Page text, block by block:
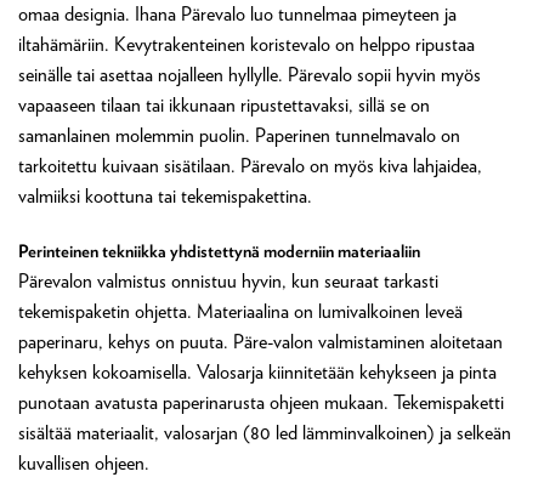
omaa designia. Ihana Pärevalo luo tunnelmaa pimeyteen ja
iltahämäriin. Kevytrakenteinen koristevalo on helppo ripustaa
seinälle tai asettaa nojalleen hyllylle. Pärevalo sopii hyvin myös
vapaaseen tilaan tai ikkunaan ripustettavaksi, sillä se on
samanlainen molemmin puolin. Paperinen tunnelmavalo on
tarkoitettu kuivaan sisätilaan. Pärevalo on myös kiva lahjaidea,
valmiiksi koottuna tai tekemispakettina.
Perinteinen tekniikka yhdistettynä moderniin materiaaliin
Pärevalon valmistus onnistuu hyvin, kun seuraat tarkasti
tekemispaketin ohjetta. Materiaalina on lumivalkoinen leveä
paperinaru, kehys on puuta. Päre-valon valmistaminen aloitetaan
kehyksen kokoamisella. Valosarja kiinnitetään kehykseen ja pinta
punotaan avatusta paperinarusta ohjeen mukaan. Tekemispaketti
sisältää materiaalit, valosarjan (80 led lämminvalkoinen) ja selkeän
kuvallisen ohjeen.